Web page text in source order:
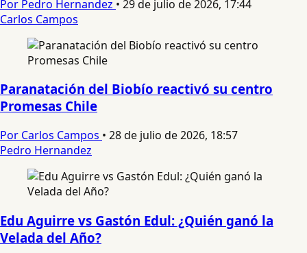
Por Pedro Hernandez • 29 de julio de 2026, 17:44
Carlos Campos
Paranatación del Biobío reactivó su centro
Promesas Chile
Por Carlos Campos • 28 de julio de 2026, 18:57
Pedro Hernandez
Edu Aguirre vs Gastón Edul: ¿Quién ganó la
Velada del Año?